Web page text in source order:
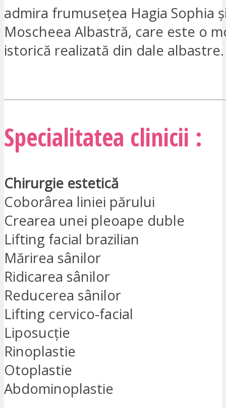
admira frumusețea Hagia Sophia
Moscheea Albastră, care este o
istorică realizată din dale albastre.
Specialitatea clinicii :
Chirurgie estetică
Coborârea liniei părului
Crearea unei pleoape duble
Lifting facial brazilian
Mărirea sânilor
Ridicarea sânilor
Reducerea sânilor
Lifting cervico-facial
Liposucție
Rinoplastie
Otoplastie
Abdominoplastie